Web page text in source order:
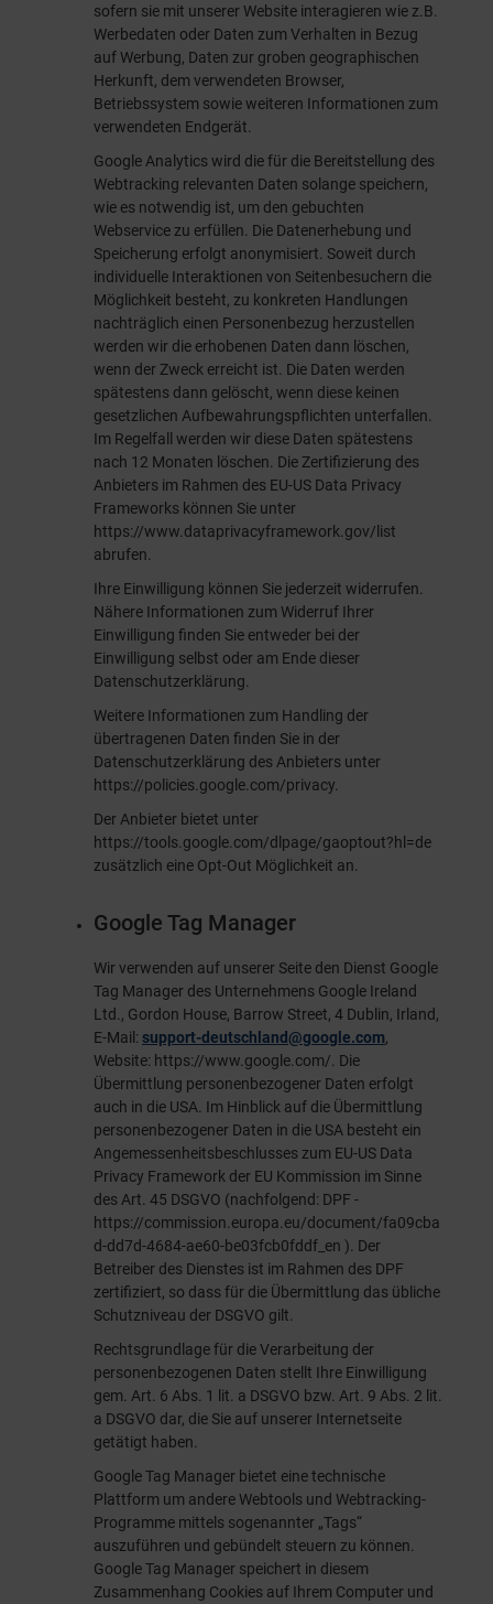
sofern sie mit unserer Website interagieren wie z.B.
Werbedaten oder Daten zum Verhalten in Bezug
auf Werbung, Daten zur groben geographischen
Herkunft, dem verwendeten Browser,
Betriebssystem sowie weiteren Informationen zum
verwendeten Endgerät.
Google Analytics wird die für die Bereitstellung des
Webtracking relevanten Daten solange speichern,
wie es notwendig ist, um den gebuchten
Webservice zu erfüllen. Die Datenerhebung und
Speicherung erfolgt anonymisiert. Soweit durch
individuelle Interaktionen von Seitenbesuchern die
Möglichkeit besteht, zu konkreten Handlungen
nachträglich einen Personenbezug herzustellen
werden wir die erhobenen Daten dann löschen,
wenn der Zweck erreicht ist. Die Daten werden
spätestens dann gelöscht, wenn diese keinen
gesetzlichen Aufbewahrungspflichten unterfallen.
Im Regelfall werden wir diese Daten spätestens
nach 12 Monaten löschen. Die Zertifizierung des
Anbieters im Rahmen des EU-US Data Privacy
Frameworks können Sie unter
https://www.dataprivacyframework.gov/list
abrufen.
Ihre Einwilligung können Sie jederzeit widerrufen.
Nähere Informationen zum Widerruf Ihrer
Einwilligung finden Sie entweder bei der
Einwilligung selbst oder am Ende dieser
Datenschutzerklärung.
Weitere Informationen zum Handling der
übertragenen Daten finden Sie in der
Datenschutzerklärung des Anbieters unter
https://policies.google.com/privacy.
Der Anbieter bietet unter
https://tools.google.com/dlpage/gaoptout?hl=de
zusätzlich eine Opt-Out Möglichkeit an.
Google Tag Manager
Wir verwenden auf unserer Seite den Dienst Google
Tag Manager des Unternehmens Google Ireland
Ltd., Gordon House, Barrow Street, 4 Dublin, Irland,
E-Mail: support-deutschland@google.com,
Website: https://www.google.com/. Die
Übermittlung personenbezogener Daten erfolgt
auch in die USA. Im Hinblick auf die Übermittlung
personenbezogener Daten in die USA besteht ein
Angemessenheitsbeschlusses zum EU-US Data
Privacy Framework der EU Kommission im Sinne
des Art. 45 DSGVO (nachfolgend: DPF -
https://commission.europa.eu/document/fa09cba
d-dd7d-4684-ae60-be03fcb0fddf_en ). Der
Betreiber des Dienstes ist im Rahmen des DPF
zertifiziert, so dass für die Übermittlung das übliche
Schutzniveau der DSGVO gilt.
Rechtsgrundlage für die Verarbeitung der
personenbezogenen Daten stellt Ihre Einwilligung
gem. Art. 6 Abs. 1 lit. a DSGVO bzw. Art. 9 Abs. 2 lit.
a DSGVO dar, die Sie auf unserer Internetseite
getätigt haben.
Google Tag Manager bietet eine technische
Plattform um andere Webtools und Webtracking-
Programme mittels sogenannter „Tags“
auszuführen und gebündelt steuern zu können.
Google Tag Manager speichert in diesem
Zusammenhang Cookies auf Ihrem Computer und